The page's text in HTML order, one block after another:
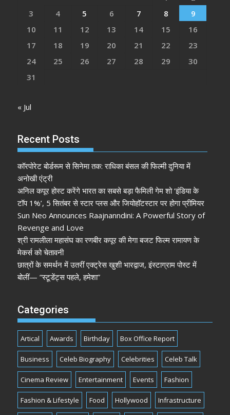
3
4 5 6 7 8
9
10
11 12 13 14 15
16
17
18 19 20 21 22
23
24
25 26 27 28 29
30
31
« Jul
Recent Posts
कॉरपोरेट बोर्डरूम से सिनेमा तक: राधिका बंसल की फिल्मी दुनिया में
अनोखी एंट्री
अनिल कपूर होस्ट करेंगे भारत का सबसे बड़ा फैमिली गेम शो ‘इंडिया के
टॉप 1%’, 5 सितंबर से स्टार प्लस और जियोहॉटस्टार पर होगा प्रीमियर
Sun Neo Announces Raajnanndini: A Powerful Story of
Revenge and Love
श्री रामलीला महासंघ का रणबीर कपूर की मेगा बजट फिल्म रामायण के
मेकर्स को चेतावनी
छात्रों के समर्थन में उतरीं एक्ट्रेस खुशी भारद्वाज, इंस्टाग्राम पोस्ट में
बोलीं— “स्टूडेंट्स पहले, हमेशा”
Categories
Artical Awards Birthday Box Office Report
Business Celeb Biography Celebrities Celeb Talk
Cinema Review Entertainment Events Fashion
Fashion & Lifestyle Food Hollywood Infrastructure